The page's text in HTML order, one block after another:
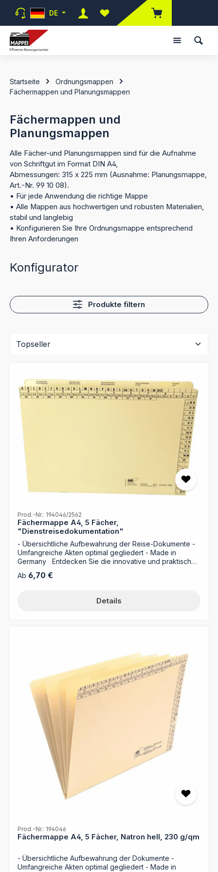
Zum Hauptinhalt springen
DE
Du hast 0 Produkte auf dem
Startseite
Ordnungsmappen
Fächermappen und Planungsmappen
Fächermappen und
Planungsmappen
Alle Fächer-und Planungsmappen sind für die Aufnahme
von Schriftgut im Format DIN A4,
Abmessungen: 315 x 225 mm (Ausnahme: Planungsmappe,
Art.-Nr. 99 10 08).
• Für jede Anwendung die richtige Mappe
• Alle Mappen aus hochwertigen und robusten Materialien,
stabil und langlebig
• Konfigurieren Sie Ihre Ordnungsmappe entsprechend
Ihren Anforderungen
Konfigurator
Produkte filtern
Prod.-Nr.: 194046/2562
Fächermappe A4, 5 Fächer,
"Dienstreisedokumentation"
- Übersichtliche Aufbewahrung der Reise-Dokumente -
Umfangreiche Akten optimal gegliedert - Made in
Germany Entdecken Sie die innovative und praktische
Fächermappe für DIN A4. Diese durchdachte Mappe mit
Reiseunterlagen geordnet und griffbereit zu halten. Egal
ob Anreise, Hotelinformationen, oder
beschriftete Fächer können Sie Ihre Unterlagen
strukturiert organisieren und haben jederzeit schnellen
Zugriff auf die benötigten Informationen. Die Mappen
sind aus robustem Natronkarton gefertigt und somit
besonders langlebig. Die eingehefteten Doppeleinlagen
und die Registerstanzung sorgen für zusätzliche
Ordnung und Übersichtlichkeit. Zudem ist die
Fächermappe durch unsere praktischen Haftstreifen
wiederverwendbar, sodass Sie die Selbstklebe-Reiter
jederzeit problemlos ablösen und neu verwenden
können. Perfektionieren Sie Ihre Reiseorganisation und
sparen Sie wertvolle Zeit mit der MAPPEI Fächermappe –
Ihrem zuverlässigen Partner für professionelle
Dokumentation. - 5 Fächer mit spezifischer Bedruckung:
- 1. Anreise/Abreise - 2. Hotelinformationen - 3.
Agenda/Organisation - 4. Abrechnungsbelege - 5.
Sonstiges - Hergestellt aus Natron-Karton 230 g/qm- Für
Papiermengen bis ca. 100 Blatt- Wiederverwendbar: Mit
Passend zur Aufbewahrung in der MAPPEI-Ordnungsbox
(vertikale Registratur)
Regulärer Preis:
Ab 6,70 €
Details
Prod.-Nr.: 194046
Fächermappe A4, 5 Fächer, Natron hell, 230 g/qm
- Übersichtliche Aufbewahrung der Dokumente -
Umfangreiche Akten optimal gegliedert - Made in